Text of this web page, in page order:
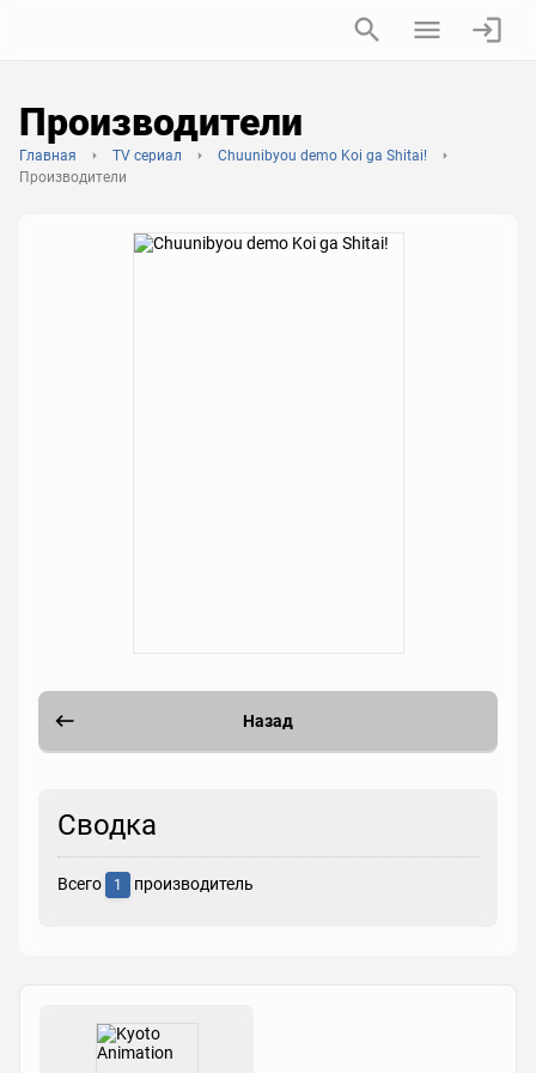
Производители
Главная TV сериал
Chuunibyou demo Koi ga Shitai!
Производители
Назад
Сводка
Всего 1 производитель